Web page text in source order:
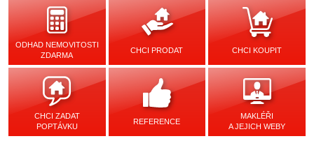
ODHAD NEMOVITOSTI
ZDARMA
CHCI PRODAT CHCI KOUPIT
CHCI ZADAT
POPTÁVKU
REFERENCE
MAKLÉŘI
A JEJICH WEBY